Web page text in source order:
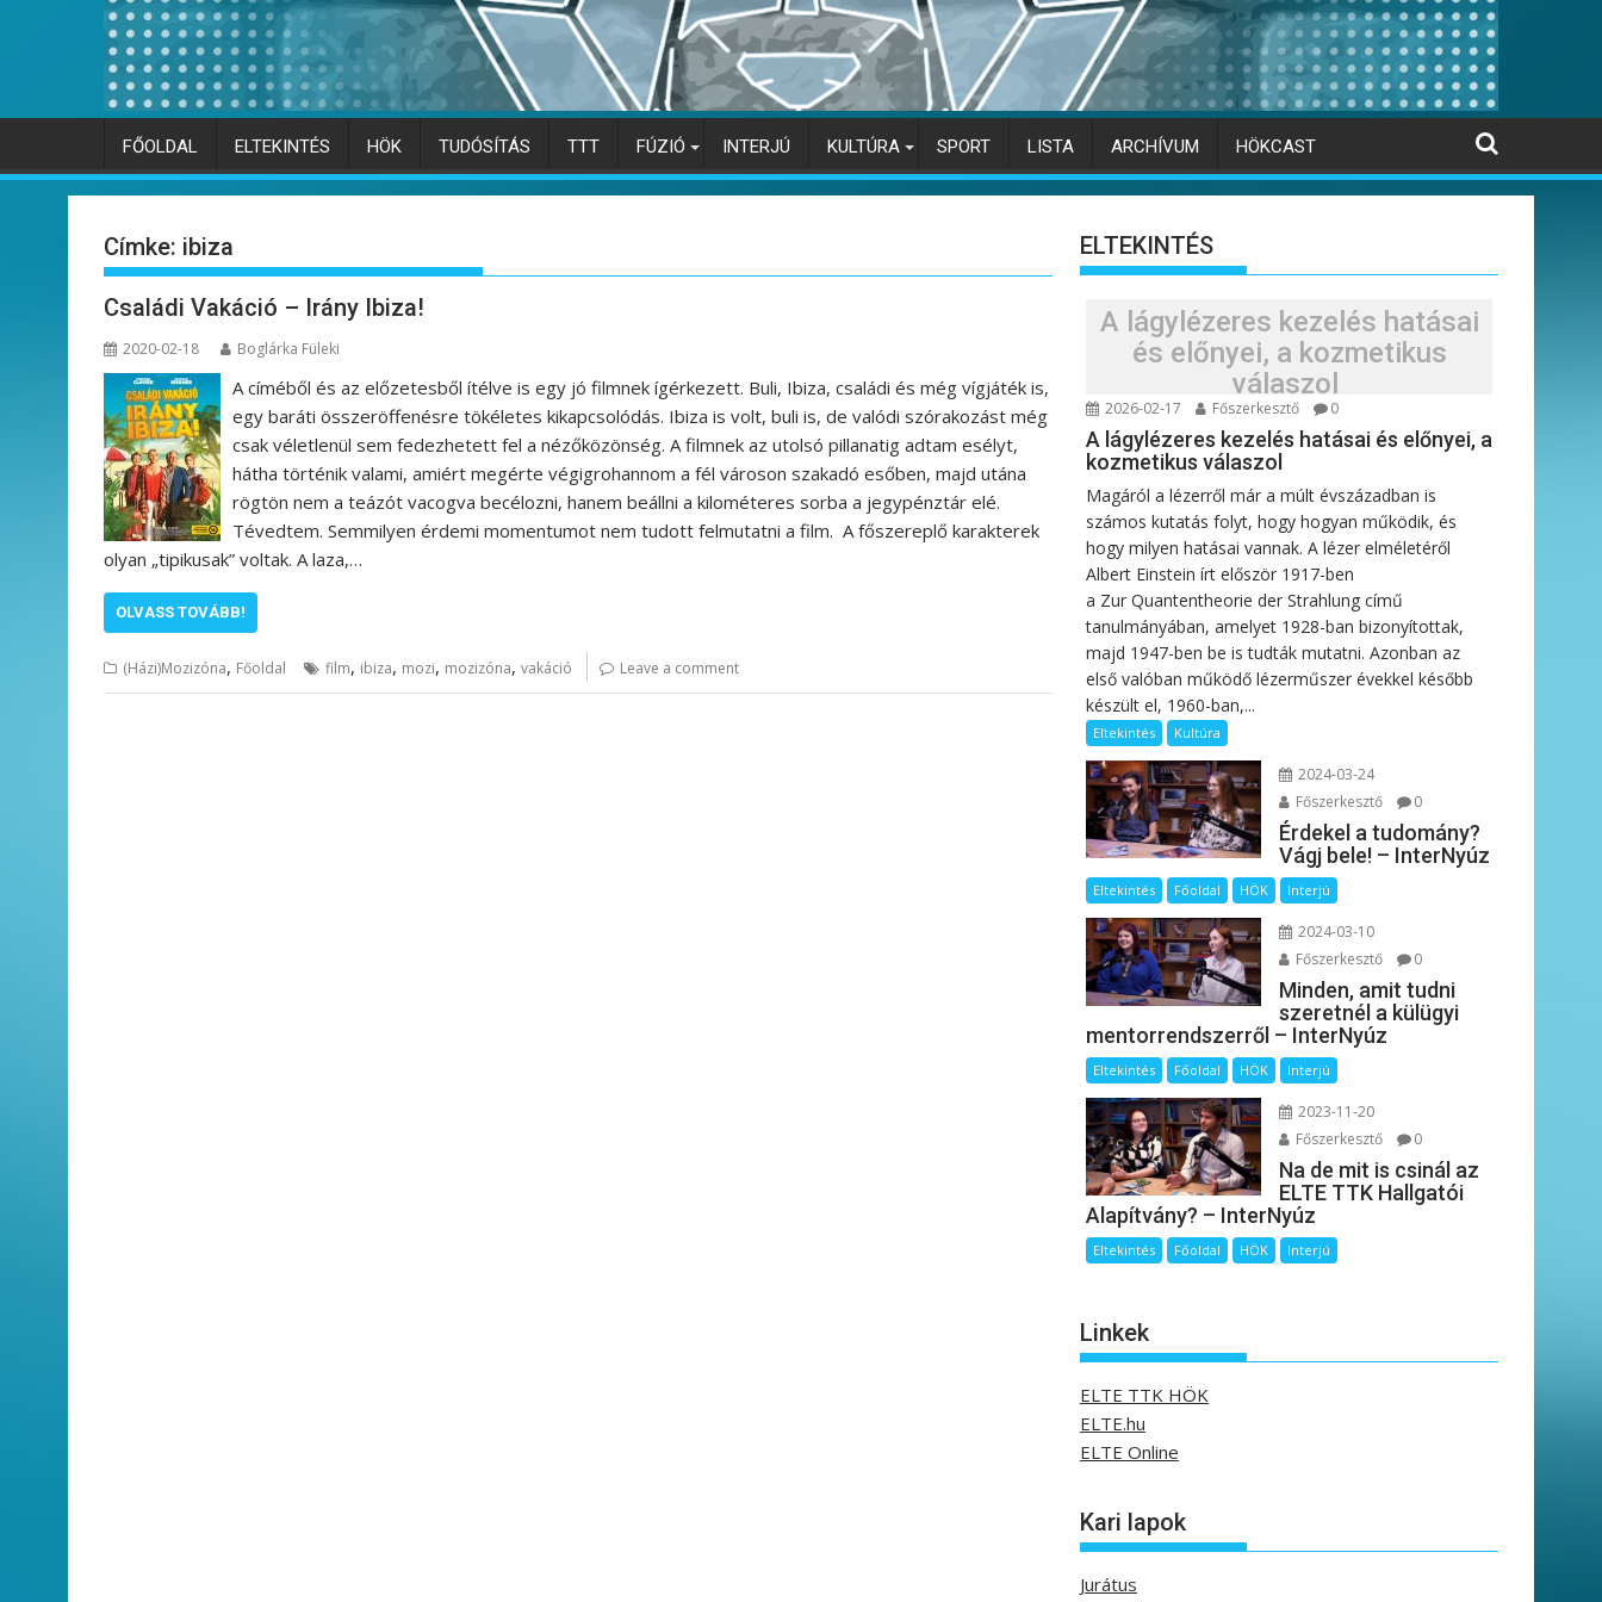
FŐOLDAL ELTEKINTÉS HÖK TUDÓSÍTÁS TTT FÚZIÓ INTERJÚ KULTÚRA SPORT LISTA ARCHÍVUM HÖKCAST
Címke: ibiza
Családi Vakáció – Irány Ibiza!
2020-02-18 Boglárka Füleki
A címéből és az előzetesből ítélve is egy jó filmnek ígérkezett. Buli, Ibiza, családi és még vígjáték is,
egy baráti összeröffenésre tökéletes kikapcsolódás. Ibiza is volt, buli is, de valódi szórakozást még
csak véletlenül sem fedezhetett fel a nézőközönség. A filmnek az utolsó pillanatig adtam esélyt,
hátha történik valami, amiért megérte végigrohannom a fél városon szakadó esőben, majd utána
rögtön nem a teázót vacogva becélozni, hanem beállni a kilométeres sorba a jegypénztár elé.
Tévedtem. Semmilyen érdemi momentumot nem tudott felmutatni a film. A főszereplő karakterek
olyan „tipikusak” voltak. A laza,…
OLVASS TOVÁBB!
(Házi)Mozizóna, Főoldal film, ibiza, mozi, mozizóna, vakáció Leave a comment
ELTEKINTÉS
A lágylézeres kezelés hatásai
és előnyei, a kozmetikus
válaszol
2026-02-17 Főszerkesztő 0
A lágylézeres kezelés hatásai és előnyei, a
kozmetikus válaszol
Magáról a lézerről már a múlt évszázadban is
számos kutatás folyt, hogy hogyan működik, és
hogy milyen hatásai vannak. A lézer elméletéről
Albert Einstein írt először 1917-ben
a Zur Quantentheorie der Strahlung című
tanulmányában, amelyet 1928-ban bizonyítottak,
majd 1947-ben be is tudták mutatni. Azonban az
első valóban működő lézerműszer évekkel később
készült el, 1960-ban,...
Eltekintés Kultúra
2024-03-24
Főszerkesztő
0
Érdekel a tudomány?
Vágj bele! – InterNyúz
Eltekintés Főoldal HÖK Interjú
2024-03-10
Főszerkesztő
0
Minden, amit tudni
szeretnél a külügyi
mentorrendszerről – InterNyúz
Eltekintés Főoldal HÖK Interjú
2023-11-20
Főszerkesztő
0
Na de mit is csinál az
ELTE TTK Hallgatói
Alapítvány? – InterNyúz
Eltekintés Főoldal HÖK Interjú
Linkek
ELTE TTK HÖK
ELTE.hu
ELTE Online
Kari lapok
Jurátus